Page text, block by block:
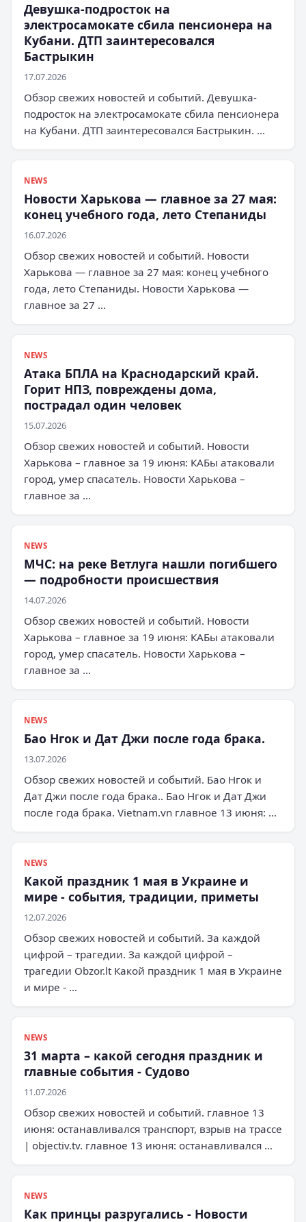
Девушка-подросток на
электросамокате сбила пенсионера на
Кубани. ДТП заинтересовался
Бастрыкин
17.07.2026
Обзор свежих новостей и событий. Девушка-
подросток на электросамокате сбила пенсионера
на Кубани. ДТП заинтересовался Бастрыкин. …
NEWS
Новости Харькова — главное за 27 мая:
конец учебного года, лето Степаниды
16.07.2026
Обзор свежих новостей и событий. Новости
Харькова — главное за 27 мая: конец учебного
года, лето Степаниды. Новости Харькова —
главное за 27 …
NEWS
Атака БПЛА на Краснодарский край.
Горит НПЗ, повреждены дома,
пострадал один человек
15.07.2026
Обзор свежих новостей и событий. Новости
Харькова – главное за 19 июня: КАБы атаковали
город, умер спасатель. Новости Харькова –
главное за …
NEWS
МЧС: на реке Ветлуга нашли погибшего
— подробности происшествия
14.07.2026
Обзор свежих новостей и событий. Новости
Харькова – главное за 19 июня: КАБы атаковали
город, умер спасатель. Новости Харькова –
главное за …
NEWS
Бао Нгок и Дат Джи после года брака.
13.07.2026
Обзор свежих новостей и событий. Бао Нгок и
Дат Джи после года брака.. Бао Нгок и Дат Джи
после года брака. Vietnam.vn главное 13 июня: …
NEWS
Какой праздник 1 мая в Украине и
мире - события, традиции, приметы
12.07.2026
Обзор свежих новостей и событий. За каждой
цифрой – трагедии. За каждой цифрой –
трагедии Obzor.lt Какой праздник 1 мая в Украине
и мире - …
NEWS
31 марта – какой сегодня праздник и
главные события - Судово
11.07.2026
Обзор свежих новостей и событий. главное 13
июня: останавливался транспорт, взрыв на трассе
| objectiv.tv. главное 13 июня: останавливался …
NEWS
Как принцы разругались - Новости